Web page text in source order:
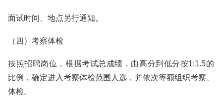
面试时间、地点另行通知。
（四）考察体检
按照招聘岗位，根据考试总成绩，由高分到低分按1:1.5的
比例，确定进入考察体检范围人选，并依次等额组织考察、
体检。